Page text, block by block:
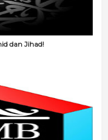
dan Jihad!